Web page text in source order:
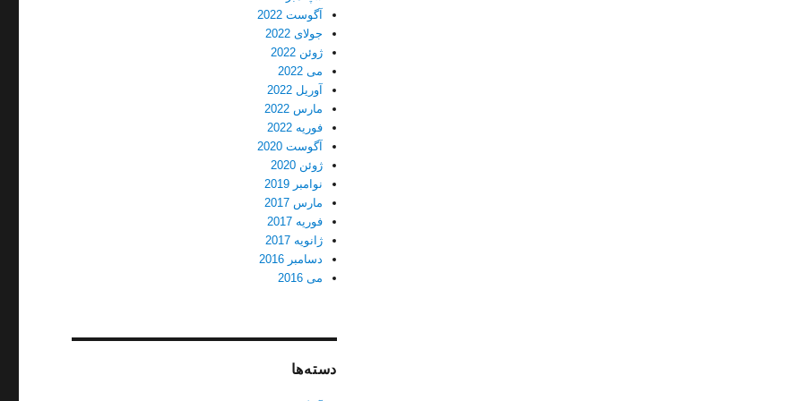
آگوست 2022
جولای 2022
ژوئن 2022
می 2022
آوریل 2022
مارس 2022
فوریه 2022
آگوست 2020
ژوئن 2020
نوامبر 2019
مارس 2017
فوریه 2017
ژانویه 2017
دسامبر 2016
می 2016
دسته‌ها